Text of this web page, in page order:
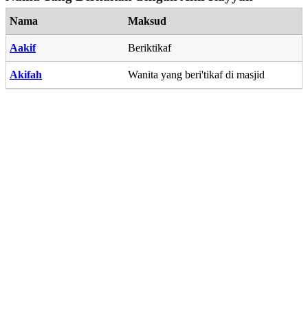
Nama Maksud
Aakif Beriktikaf
Akifah Wanita yang beri'tikaf di masjid